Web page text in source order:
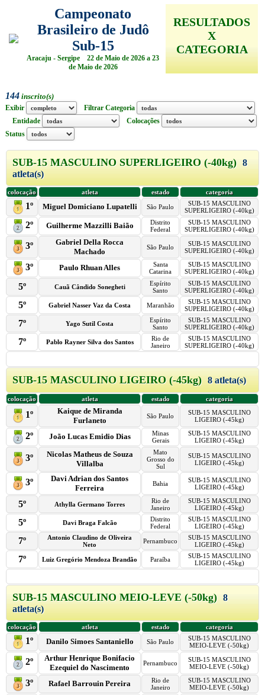
Campeonato
Brasileiro de Judô
Sub-15
Aracaju - Sergipe 22 de Maio de 2026 a 23
de Maio de 2026
RESULTADOS
X
CATEGORIA
144inscrito(s)
Exibir
Filtrar Categoria
Entidade
Colocações
Status
SUB-15 MASCULINO SUPERLIGEIRO (-40kg)8
atleta(s)
colocação atleta estado categoria
1º Miguel Domiciano Lupatelli São Paulo
SUB-15 MASCULINO
SUPERLIGEIRO (-40kg)
2º Guilherme Mazzilli Baião
Distrito
Federal
SUB-15 MASCULINO
SUPERLIGEIRO (-40kg)
3º
Gabriel Della Rocca
Machado
São Paulo
SUB-15 MASCULINO
SUPERLIGEIRO (-40kg)
3º Paulo Rhuan Alles
Santa
Catarina
SUB-15 MASCULINO
SUPERLIGEIRO (-40kg)
5º Cauã Cândido Sonegheti
Espírito
Santo
SUB-15 MASCULINO
SUPERLIGEIRO (-40kg)
5º Gabriel Nasser Vaz da Costa Maranhão
SUB-15 MASCULINO
SUPERLIGEIRO (-40kg)
7º Yago Sutil Costa
Espírito
Santo
SUB-15 MASCULINO
SUPERLIGEIRO (-40kg)
7º Pablo Rayner Silva dos Santos
Rio de
Janeiro
SUB-15 MASCULINO
SUPERLIGEIRO (-40kg)
SUB-15 MASCULINO LIGEIRO (-45kg)8 atleta(s)
colocação atleta estado categoria
1º
Kaique de Miranda
Furlaneto
São Paulo
SUB-15 MASCULINO
LIGEIRO (-45kg)
2º João Lucas Emidio Dias
Minas
Gerais
SUB-15 MASCULINO
LIGEIRO (-45kg)
3º
Nicolas Matheus de Souza
Villalba
Mato
Grosso do
Sul
SUB-15 MASCULINO
LIGEIRO (-45kg)
3º
Davi Adrian dos Santos
Ferreira
Bahia
SUB-15 MASCULINO
LIGEIRO (-45kg)
5º Athylla Germano Torres
Rio de
Janeiro
SUB-15 MASCULINO
LIGEIRO (-45kg)
5º Davi Braga Falcão
Distrito
Federal
SUB-15 MASCULINO
LIGEIRO (-45kg)
7º
Antonio Claudino de Oliveira
Neto
Pernambuco
SUB-15 MASCULINO
LIGEIRO (-45kg)
7º Luiz Gregório Mendoza Brandão Paraíba
SUB-15 MASCULINO
LIGEIRO (-45kg)
SUB-15 MASCULINO MEIO-LEVE (-50kg)8
atleta(s)
colocação atleta estado categoria
1º Danilo Simoes Santaniello São Paulo
SUB-15 MASCULINO
MEIO-LEVE (-50kg)
2º
Arthur Henrique Bonifacio
Ezequiel do Nascimento
Pernambuco
SUB-15 MASCULINO
MEIO-LEVE (-50kg)
3º Rafael Barrouin Pereira
Rio de
Janeiro
SUB-15 MASCULINO
MEIO-LEVE (-50kg)